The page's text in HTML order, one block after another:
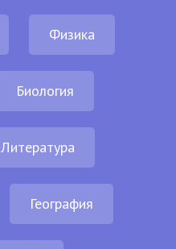
Физика
Биология
Литература
География